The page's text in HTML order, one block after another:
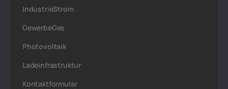
IndustrieStrom
GewerbeGas
Photovoltaik
Ladeinfrastruktur
Kontaktformular